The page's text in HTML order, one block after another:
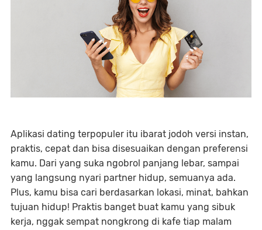
Aplikasi dating terpopuler itu ibarat jodoh versi instan,
praktis, cepat dan bisa disesuaikan dengan preferensi
kamu. Dari yang suka ngobrol panjang lebar, sampai
yang langsung nyari partner hidup, semuanya ada.
Plus, kamu bisa cari berdasarkan lokasi, minat, bahkan
tujuan hidup! Praktis banget buat kamu yang sibuk
kerja, nggak sempat nongkrong di kafe tiap malam